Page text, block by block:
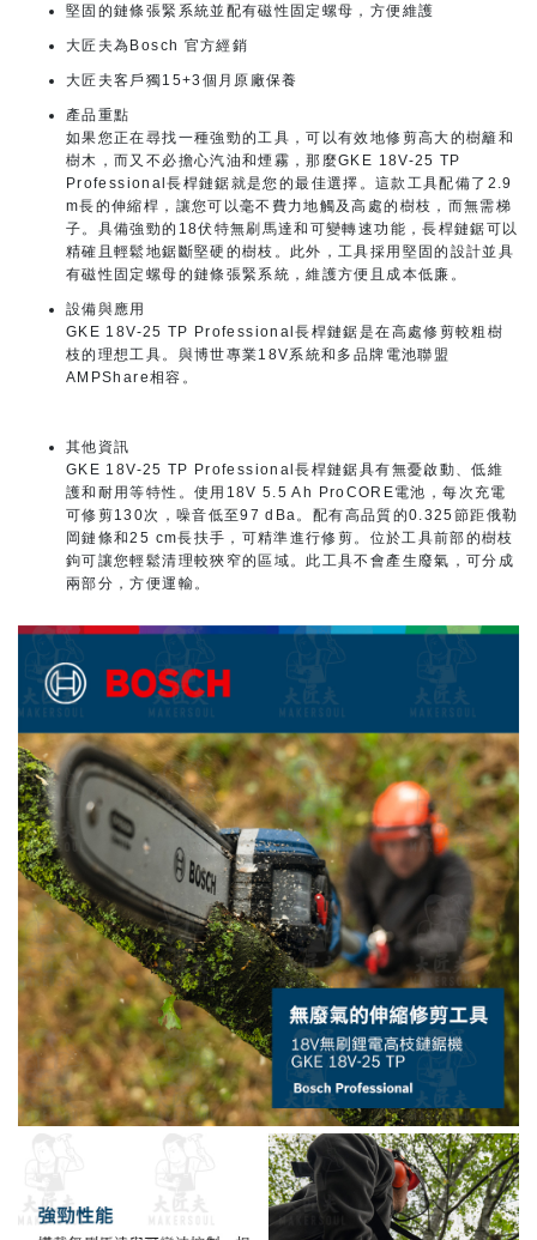
堅固的鏈條張緊系統並配有磁性固定螺母，方便維護
大匠夫為Bosch 官方經銷
大匠夫客戶獨15+3個月原廠保養
產品重點
如果您正在尋找一種強勁的工具，可以有效地修剪高大的樹籬和
樹木，而又不必擔心汽油和煙霧，那麼GKE 18V-25 TP
Professional長桿鏈鋸就是您的最佳選擇。這款工具配備了2.9
m長的伸縮桿，讓您可以毫不費力地觸及高處的樹枝，而無需梯
子。具備強勁的18伏特無刷馬達和可變轉速功能，長桿鏈鋸可以
精確且輕鬆地鋸斷堅硬的樹枝。此外，工具採用堅固的設計並具
有磁性固定螺母的鏈條張緊系統，維護方便且成本低廉。
設備與應用
GKE 18V-25 TP Professional長桿鏈鋸是在高處修剪較粗樹
枝的理想工具。與博世專業18V系統和多品牌電池聯盟
AMPShare相容。
其他資訊
GKE 18V-25 TP Professional長桿鏈鋸具有無憂啟動、低維
護和耐用等特性。使用18V 5.5 Ah ProCORE電池，每次充電
可修剪130次，噪音低至97 dBa。配有高品質的0.325節距俄勒
岡鏈條和25 cm長扶手，可精準進行修剪。位於工具前部的樹枝
鉤可讓您輕鬆清理較狹窄的區域。此工具不會產生廢氣，可分成
兩部分，方便運輸。